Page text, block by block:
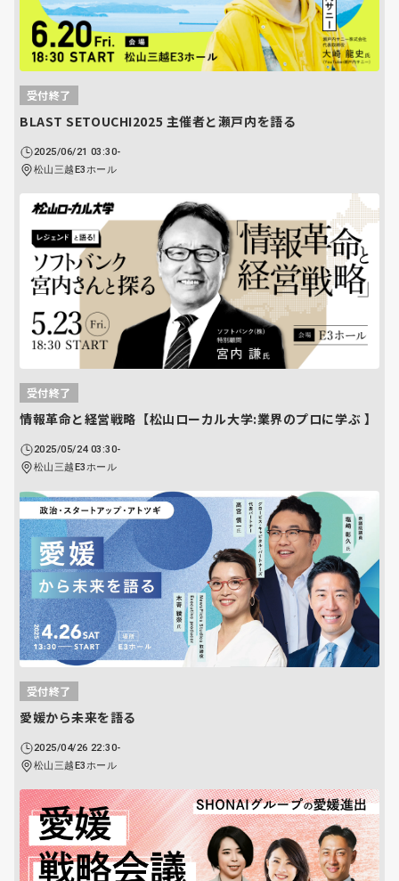
受付終了
BLAST SETOUCHI2025 主催者と瀬戸内を語る
2025/06/21 03:30-
松山三越E3ホール
受付終了
情報革命と経営戦略【松山ローカル大学:業界のプロに学ぶ 】
2025/05/24 03:30-
松山三越E3ホール
受付終了
愛媛から未来を語る
2025/04/26 22:30-
松山三越E3ホール